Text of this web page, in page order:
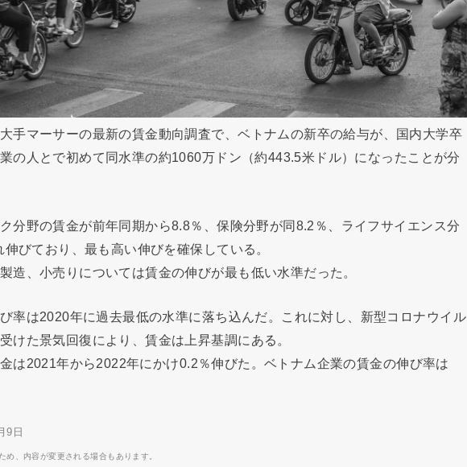
手マーサーの最新の賃金動向調査で、ベトナムの新卒の給与が、国内大学卒
の人とで初めて同水準の約1060万ドン（約443.5米ドル）になったことが分
分野の賃金が前年同期から8.8％、保険分野が同8.2％、ライフサイエンス分
びており、最も高い伸びを確保している。
造、小売りについては賃金の伸びが最も低い水準だった。
率は2020年に過去最低の水準に落ち込んだ。これに対し、新型コロナウイル
けた景気回復により、賃金は上昇基調にある。
は2021年から2022年にかけ0.2％伸びた。ベトナム企業の賃金の伸び率は
9日
、内容が変更される場合もあります。